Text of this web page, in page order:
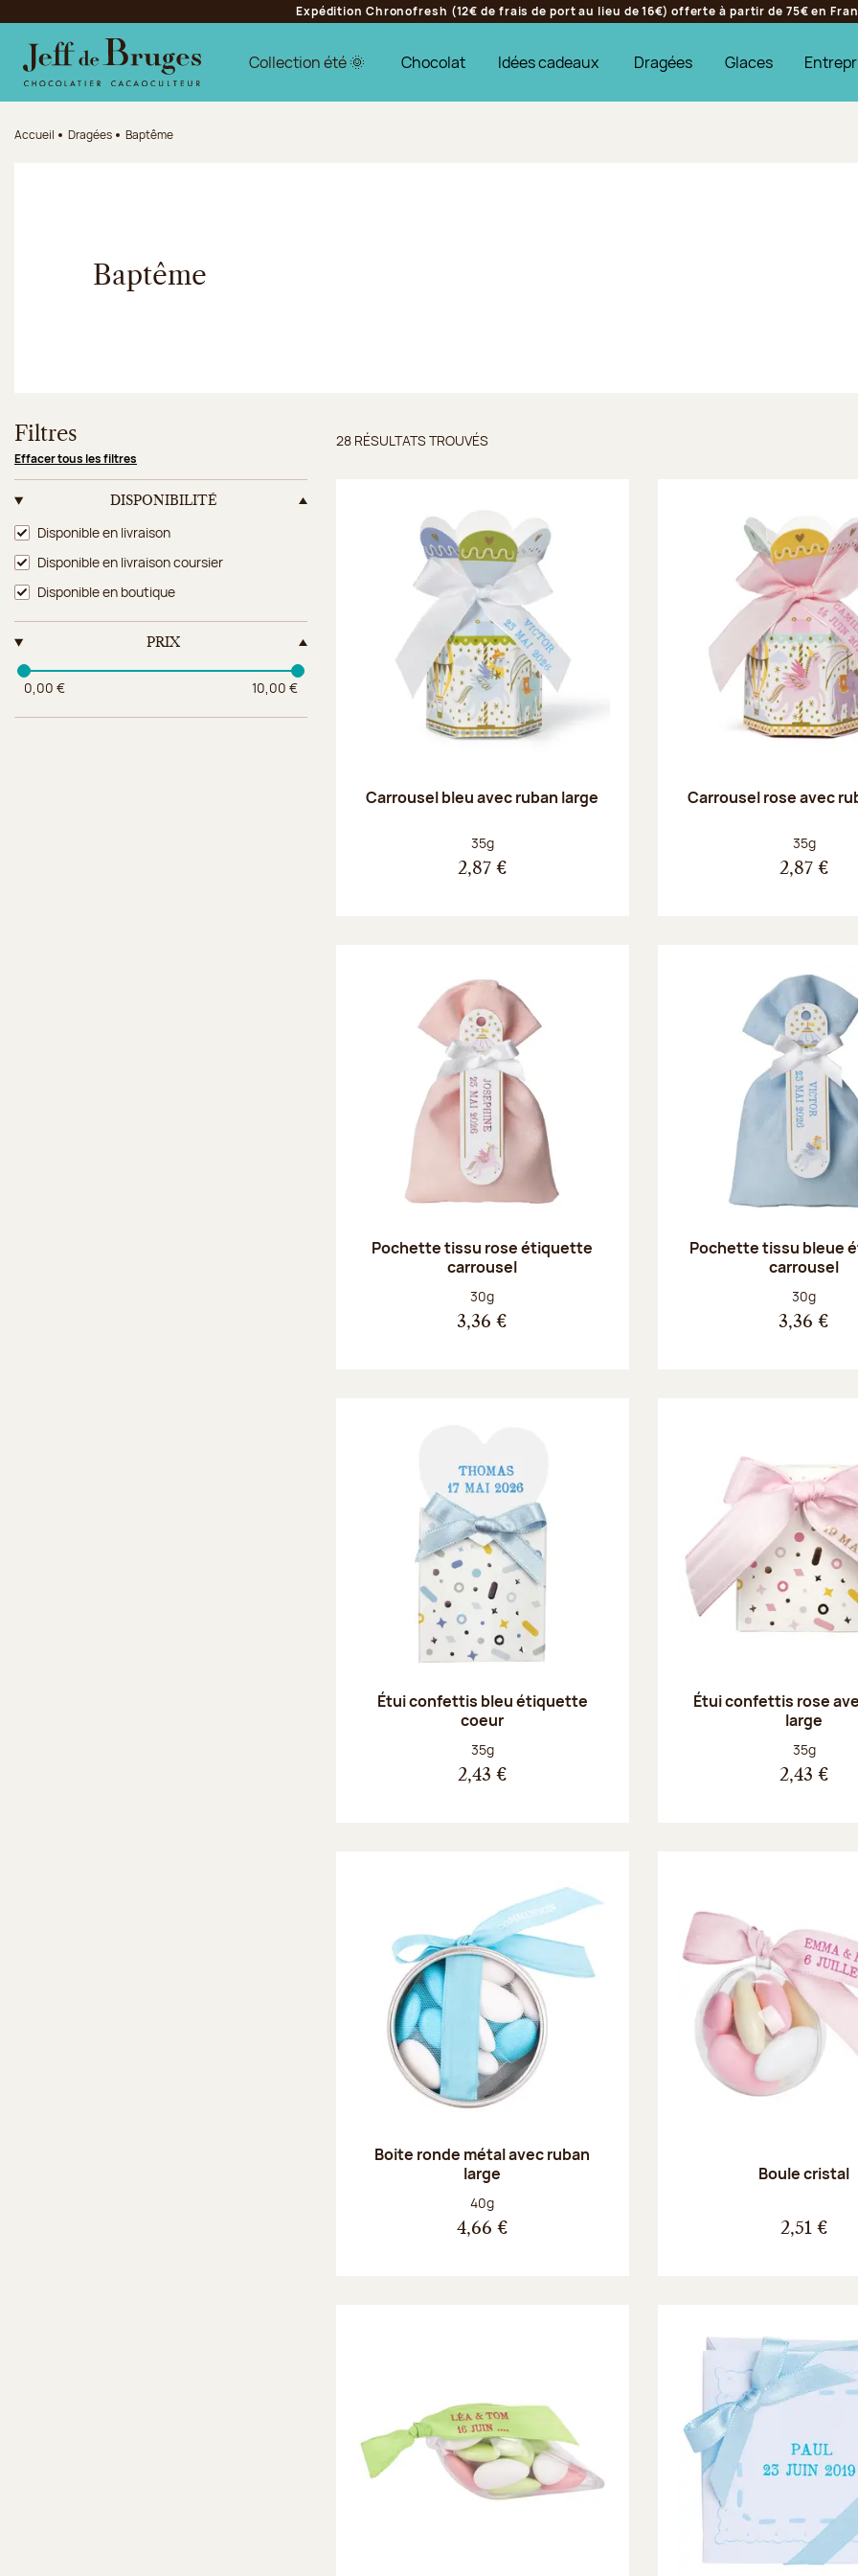
Aller au contenu principal
Aller au pied de page
Expédition Chronofresh (12€ de frais de port au lieu de 16€) offerte à partir de 75€ en
Collection été 🌞 Chocolat Idées cadeaux Dragées Glaces
Accueil Dragées Baptême
Baptême
Filtres
Effacer tous les filtres
DISPONIBILITÉ
Disponibilité
Disponible en livraison
Disponible en livraison coursier
Disponible en boutique
PRIX
0,00 € 10,00 €
Résultats trouvés
28 RÉSULTATS TROUVÉS
Carrousel bleu avec ruban large
Poids net :
35g
2,87 €
Carrousel rose avec
Poids net :
35g
2,87 €
Pochette tissu rose étiquette
carrousel
Poids net :
30g
3,36 €
Pochette tissu bleue
carrousel
Poids net :
30g
3,36 €
Étui confettis bleu étiquette
coeur
Poids net :
35g
2,43 €
Étui confettis rose
large
Poids net :
35g
2,43 €
Boite ronde métal avec ruban
large
Poids net :
40g
4,66 €
Boule cristal
2,51 €